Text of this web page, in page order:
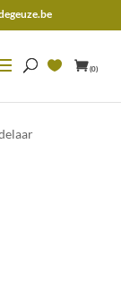
(0)